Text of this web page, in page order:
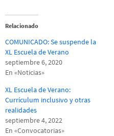
Relacionado
COMUNICADO: Se suspende la
XL Escuela de Verano
septiembre 6, 2020
En «Noticias»
XL Escuela de Verano:
Currículum inclusivo y otras
realidades
septiembre 4, 2022
En «Convocatorias»